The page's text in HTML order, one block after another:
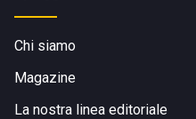
Chi siamo
Magazine
La nostra linea editoriale